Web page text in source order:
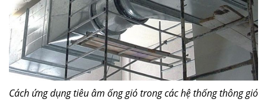
Cách ứng dụng tiêu âm ống gió trong các hệ thống thông gió